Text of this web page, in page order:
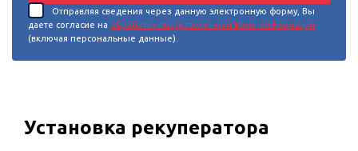
Отправляя сведения через данную электронную форму, Вы
даете согласие на обработку представленной Вами информации
(включая персональные данные).
Установка рекуператора